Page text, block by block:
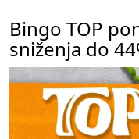
Bingo TOP
sniženja do